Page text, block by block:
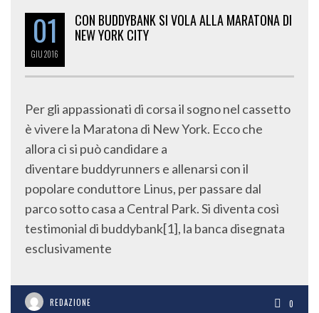
01
GIU2016
CON BUDDYBANK SI VOLA ALLA MARATONA DI
NEW YORK CITY
Per gli appassionati di corsa il sogno nel cassetto
è vivere la Maratona di New York. Ecco che
allora ci si può candidare a
diventare buddyrunners e allenarsi con il
popolare conduttore Linus, per passare dal
parco sotto casa a Central Park. Si diventa così
testimonial di buddybank[1], la banca disegnata
esclusivamente
REDAZIONE 0